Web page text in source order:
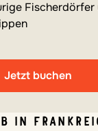
Fischerdörfer
Jetzt buchen
IN